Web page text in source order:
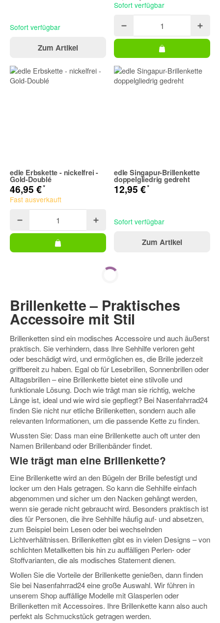
Sofort verfügbar
Zum Artikel
Sofort verfügbar
edle Erbskette - nickelfrei -
Gold-Doublé
46,95 €*
Fast ausverkauft
edle Singapur-Brillenkette
doppelgliedrig gedreht
12,95 €*
Sofort verfügbar
Zum Artikel
Brillenkette – Praktisches
Accessoire mit Stil
Brillenketten sind ein modisches Accessoire und auch äußerst
praktisch. Sie verhindern, dass Ihre Sehhilfe verloren geht
oder beschädigt wird, und ermöglichen es, die Brille jederzeit
griffbereit zu haben. Egal ob für Lesebrillen, Sonnenbrillen oder
Alltagsbrillen – eine Brillenkette bietet eine stilvolle und
funktionale Lösung. Doch wie trägt man sie richtig, welche
Länge ist, ideal und wie wird sie gepflegt? Bei Nasenfahrrad24
finden Sie nicht nur etliche Brillenketten, sondern auch alle
relevanten Informationen, um die passende Kette zu finden.
Wussten Sie: Dass man eine Brillenkette auch oft unter den
Namen Brillenband oder Brillenbänder findet.
Wie trägt man eine Brillenkette?
Eine Brillenkette wird an den Bügeln der Brille befestigt und
locker um den Hals getragen. So kann die Sehhilfe einfach
abgenommen und sicher um den Nacken gehängt werden,
wenn sie gerade nicht gebraucht wird. Besonders praktisch ist
dies für Personen, die ihre Sehhilfe häufig auf- und absetzen,
zum Beispiel beim Lesen oder bei wechselnden
Lichtverhältnissen. Brillenketten gibt es in vielen Designs – von
schlichten Metallketten bis hin zu auffälligen Perlen- oder
Stoffvarianten, die als modisches Statement dienen.
Wollen Sie die Vorteile der Brillenkette genießen, dann finden
Sie bei Nasenfahrrad24 eine große Auswahl. Wir führen in
unserem Shop auffällige Modelle mit Glasperlen oder
Brillenketten mit Accessoires. Ihre Brillenkette kann also auch
perfekt als Schmuckstück getragen werden.